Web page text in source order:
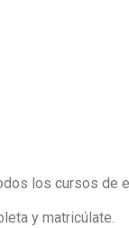
los cursos de
y matricúlate.